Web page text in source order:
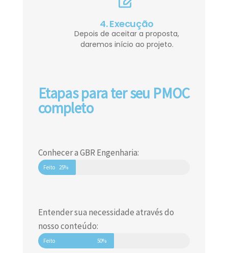
4. Execução
Depois de aceitar a proposta,
daremos início ao projeto.
Etapas para ter seu PMOC
completo
Conhecer a GBR Engenharia:
Feito 25%
Entender sua necessidade através do
nosso conteúdo:
Feito 50%